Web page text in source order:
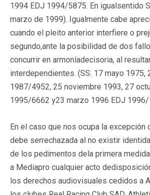
1994 EDJ 1994/5875. En igualsentido
marzo de 1999). Igualmente cabe
cuando el pleito anterior interfiere o
segundo,ante la posibilidad de dos
concurrir en armoníadecisoria, al
interdependientes. (SS. 17 mayo 1975,
1987/4952, 25 noviembre 1993, 27
1995/6662 y23 marzo 1996 EDJ 1996/
En el caso que nos ocupa la excepción
debe serrechazada al no existir
de los pedimentos dela primera
a Mediapro cualquier acto
los derechos audiovisuales cedidos a